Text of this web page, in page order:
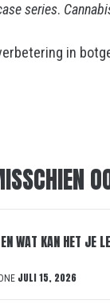
series.
in
WAT KAN HET JE
JULI 15, 2026